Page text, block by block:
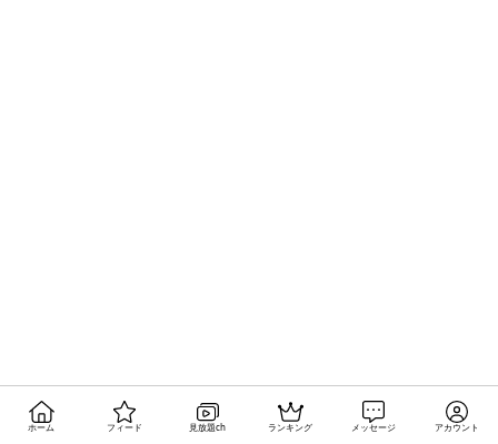
ホーム フィード 見放題ch ランキング メッセージ アカウント